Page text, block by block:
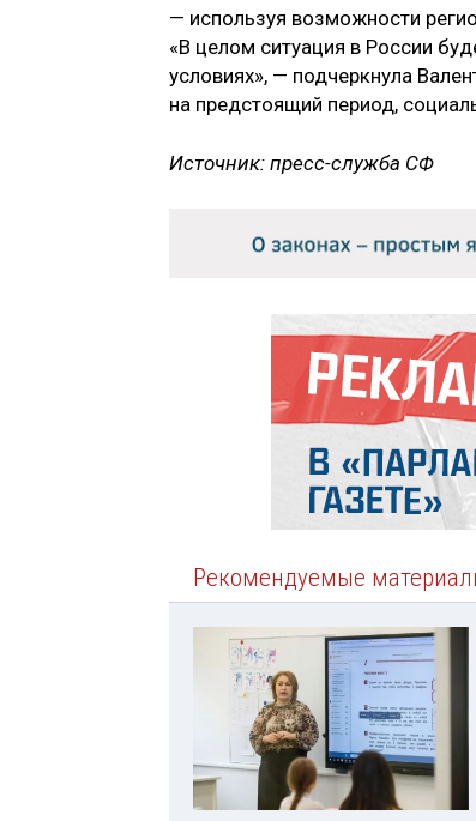
— используя возможности
«В целом ситуация в России
условиях», — подчеркнула
на предстоящий период,
Источник: пресс-служба СФ
Рекомендуемые